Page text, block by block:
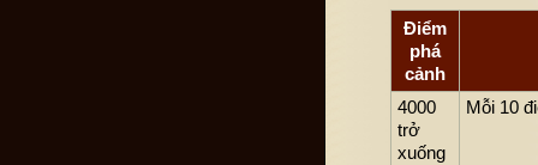
Điểm
phá
cảnh
4000
trở
xuống
Mỗi 10